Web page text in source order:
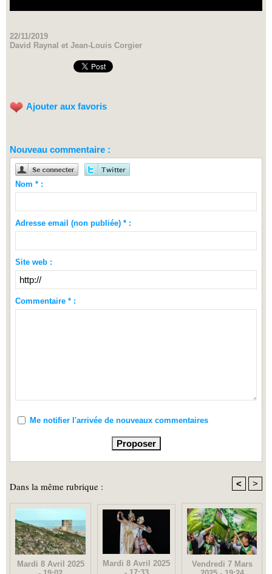
22/11/2019
David Raynal et Jean-Louis Corgier
Ajouter aux favoris
Nouveau commentaire :
Nom * :
Adresse email (non publiée) * :
Site web :
Commentaire * :
Me notifier l'arrivée de nouveaux commentaires
Dans la même rubrique : < >
Mardi 8 Avril 2025
Mardi 8 Avril 2025
Vendredi 7 Mars